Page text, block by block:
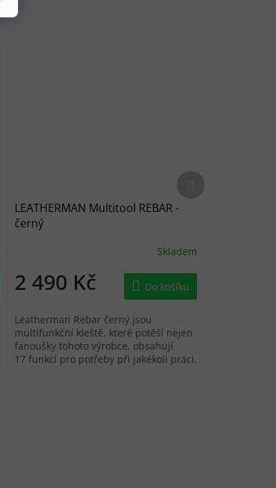
LEATHERMAN Multitool REBAR -
černý
Skladem
2 490 Kč Do košíku
Leatherman Rebar černý jsou
multifunkční kleště, které potěší nejen
fanoušky tohoto výrobce, obsahují
17 funkcí pro potřeby při jakékoli práci.